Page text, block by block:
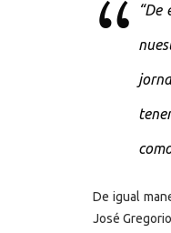
“De
De igual
José